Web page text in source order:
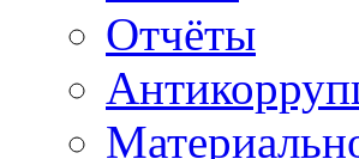
Отчёты